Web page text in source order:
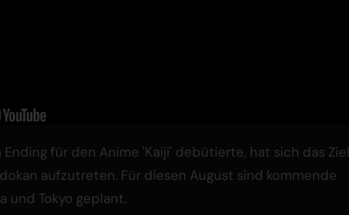
Ending für den Anime 'Kaiji' debütierte, hat sich das Ziel
aufzutreten. Für diesen August sind kommende
und Tokyo geplant.